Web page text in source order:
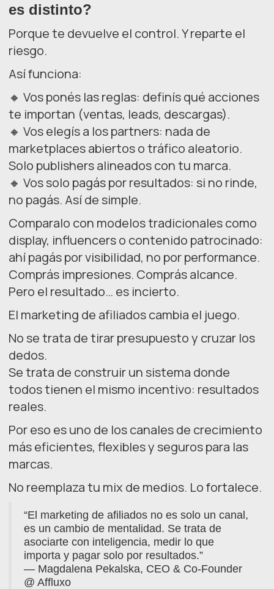
es distinto?
Porque te devuelve el control. Y reparte el
riesgo.
Así funciona:
🔸 Vos ponés las reglas: definís qué acciones
te importan (ventas, leads, descargas).
🔸 Vos elegís a los partners: nada de
marketplaces abiertos o tráfico aleatorio.
Solo publishers alineados con tu marca.
🔸 Vos solo pagás por resultados: si no rinde,
no pagás. Así de simple.
Comparalo con modelos tradicionales como
display, influencers o contenido patrocinado:
ahí pagás por visibilidad, no por performance.
Comprás impresiones. Comprás alcance.
Pero el resultado… es incierto.
El marketing de afiliados cambia el juego.
No se trata de tirar presupuesto y cruzar los
dedos.
Se trata de construir un sistema donde
todos tienen el mismo incentivo: resultados
reales.
Por eso es uno de los canales de crecimiento
más eficientes, flexibles y seguros para las
marcas.
No reemplaza tu mix de medios. Lo fortalece.
“El marketing de afiliados no es solo un canal,
es un cambio de mentalidad. Se trata de
asociarte con inteligencia, medir lo que
importa y pagar solo por resultados.”
— Magdalena Pekalska, CEO & Co-Founder
@ Affluxo